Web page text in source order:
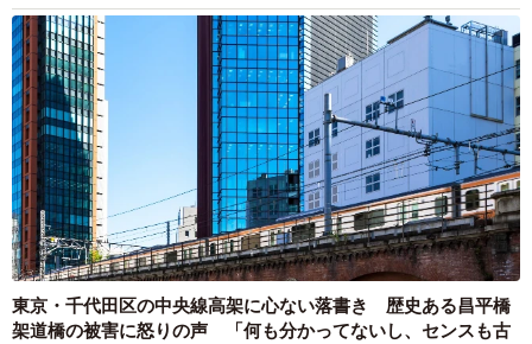
6/8
無事、予防接種を終えたハナちゃん。パパさんの膝の上、笑顔が戻りま
した♡（画像提供：柴犬ハナさん @87shiba87）
ーーご帰宅後、ハナちゃんはオヤツのごほうびをもらえた
のでしょうか？
「お父さんからオヤツをもらっていたと思います」
東京・千代田区の中央線高架に心ない落書き 歴史ある昌平橋
架道橋の被害に怒りの声 「何も分かってないし、センスも古